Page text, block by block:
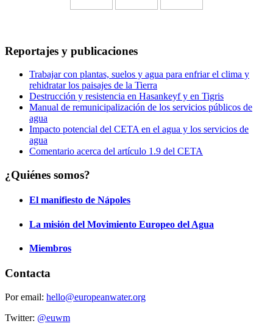
Reportajes y publicaciones
Trabajar con plantas, suelos y agua para enfriar el clima y
rehidratar los paisajes de la Tierra
Destrucción y resistencia en Hasankeyf y en Tigris
Manual de remunicipalización de los servicios públicos de
agua
Impacto potencial del CETA en el agua y los servicios de
agua
Comentario acerca del artículo 1.9 del CETA
¿Quiénes somos?
El manifiesto de Nápoles
La misión del Movimiento Europeo del Agua
Miembros
Contacta
Por email: hello@europeanwater.org
Twitter: @euwm